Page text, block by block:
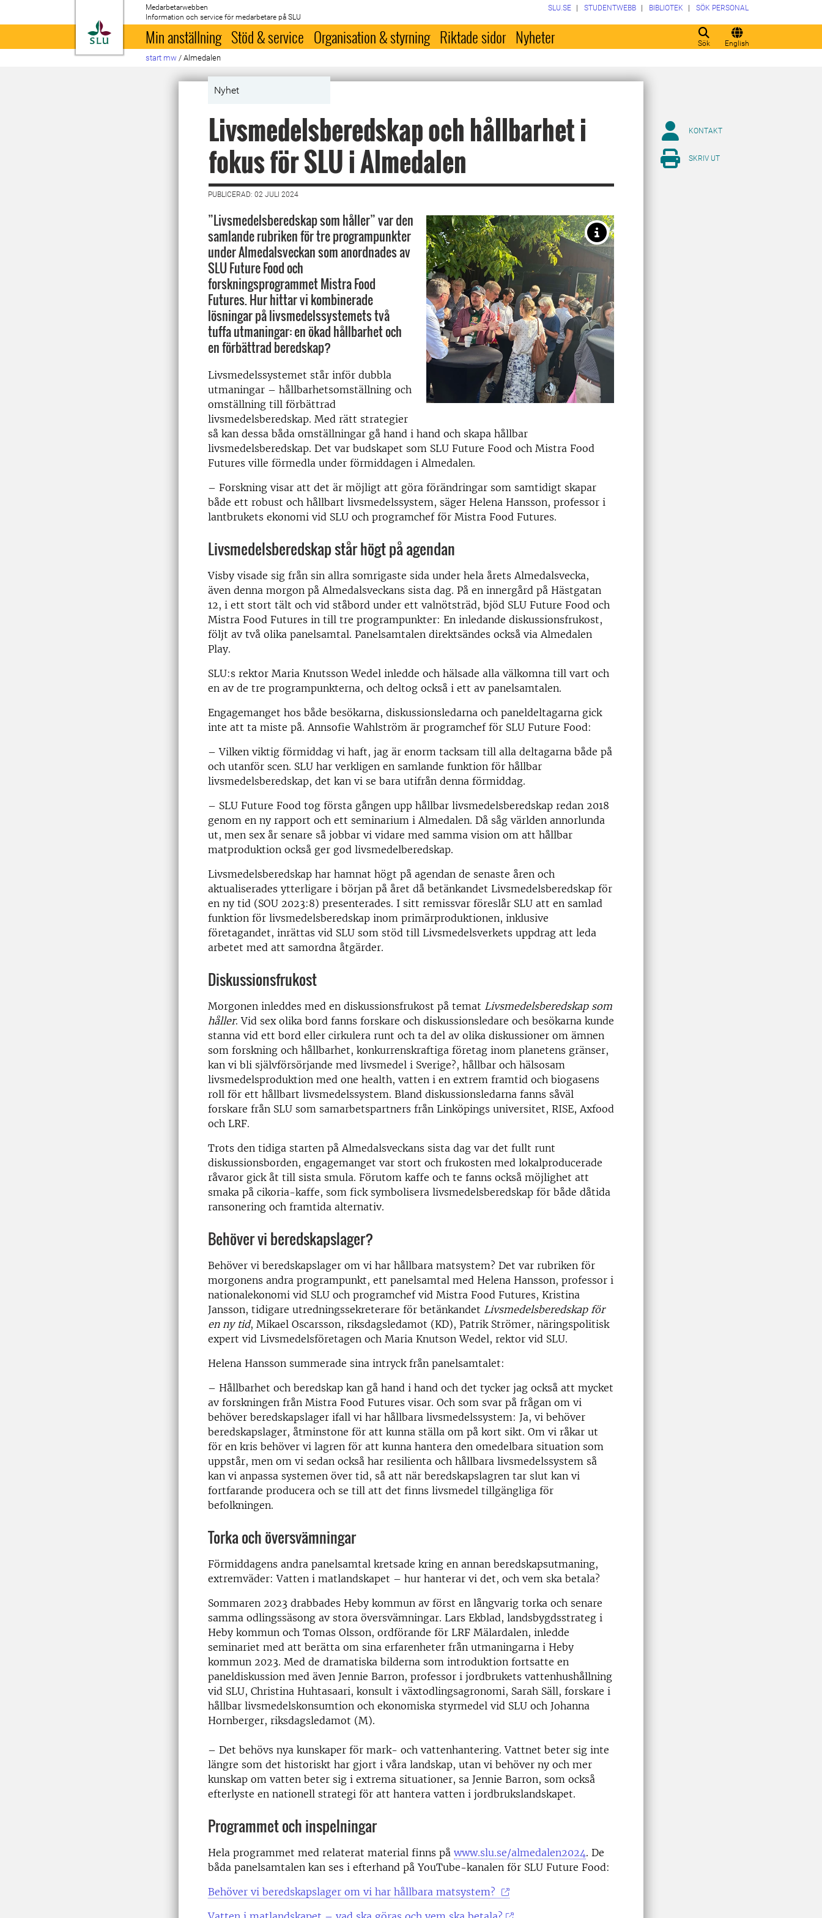
Till startsida
Medarbetarwebben
Information och service för medarbetare på SLU
Sök English
SLU.SE STUDENTWEBB BIBLIOTEK SÖK PERSONAL
Min anställning Stöd & service Organisation & styrning Riktade sidor Nyheter
start mw / Almedalen
Nyhet
Livsmedelsberedskap och hållbarhet i
fokus för SLU i Almedalen
PUBLICERAD: 02 JULI 2024
”Livsmedelsberedskap som håller” var den
samlande rubriken för tre programpunkter
under Almedalsveckan som anordnades av
SLU Future Food och
forskningsprogrammet Mistra Food
Futures. Hur hittar vi kombinerade
lösningar på livsmedelssystemets två
tuffa utmaningar: en ökad hållbarhet och
en förbättrad beredskap?
Livsmedelssystemet står inför dubbla
utmaningar – hållbarhetsomställning och
omställning till förbättrad
livsmedelsberedskap. Med rätt strategier
så kan dessa båda omställningar gå hand i hand och skapa hållbar
livsmedelsberedskap. Det var budskapet som SLU Future Food och Mistra Food
Futures ville förmedla under förmiddagen i Almedalen.
– Forskning visar att det är möjligt att göra förändringar som samtidigt skapar
både ett robust och hållbart livsmedelssystem, säger Helena Hansson, professor i
lantbrukets ekonomi vid SLU och programchef för Mistra Food Futures.
Livsmedelsberedskap står högt på agendan
Visby visade sig från sin allra somrigaste sida under hela årets Almedalsvecka,
även denna morgon på Almedalsveckans sista dag. På en innergård på Hästgatan
12, i ett stort tält och vid ståbord under ett valnötsträd, bjöd SLU Future Food och
Mistra Food Futures in till tre programpunkter: En inledande diskussionsfrukost,
följt av två olika panelsamtal. Panelsamtalen direktsändes också via Almedalen
Play.
SLU:s rektor Maria Knutsson Wedel inledde och hälsade alla välkomna till vart och
en av de tre programpunkterna, och deltog också i ett av panelsamtalen.
Engagemanget hos både besökarna, diskussionsledarna och paneldeltagarna gick
inte att ta miste på. Annsofie Wahlström är programchef för SLU Future Food:
– Vilken viktig förmiddag vi haft, jag är enorm tacksam till alla deltagarna både på
och utanför scen. SLU har verkligen en samlande funktion för hållbar
livsmedelsberedskap, det kan vi se bara utifrån denna förmiddag.
– SLU Future Food tog första gången upp hållbar livsmedelsberedskap redan 2018
genom en ny rapport och ett seminarium i Almedalen. Då såg världen annorlunda
ut, men sex år senare så jobbar vi vidare med samma vision om att hållbar
matproduktion också ger god livsmedelberedskap.
Livsmedelsberedskap har hamnat högt på agendan de senaste åren och
aktualiserades ytterligare i början på året då betänkandet Livsmedelsberedskap för
en ny tid (SOU 2023:8) presenterades. I sitt remissvar föreslår SLU att en samlad
funktion för livsmedelsberedskap inom primärproduktionen, inklusive
företagandet, inrättas vid SLU som stöd till Livsmedelsverkets uppdrag att leda
arbetet med att samordna åtgärder.
Diskussionsfrukost
Morgonen inleddes med en diskussionsfrukost på temat Livsmedelsberedskap som
håller. Vid sex olika bord fanns forskare och diskussionsledare och besökarna kunde
stanna vid ett bord eller cirkulera runt och ta del av olika diskussioner om ämnen
som forskning och hållbarhet, konkurrenskraftiga företag inom planetens gränser,
kan vi bli självförsörjande med livsmedel i Sverige?, hållbar och hälsosam
livsmedelsproduktion med one health, vatten i en extrem framtid och biogasens
roll för ett hållbart livsmedelssystem. Bland diskussionsledarna fanns såväl
forskare från SLU som samarbetspartners från Linköpings universitet, RISE, Axfood
och LRF.
Trots den tidiga starten på Almedalsveckans sista dag var det fullt runt
diskussionsborden, engagemanget var stort och frukosten med lokalproducerade
råvaror gick åt till sista smula. Förutom kaffe och te fanns också möjlighet att
smaka på cikoria-kaffe, som fick symbolisera livsmedelsberedskap för både dåtida
ransonering och framtida alternativ.
Behöver vi beredskapslager?
Behöver vi beredskapslager om vi har hållbara matsystem? Det var rubriken för
morgonens andra programpunkt, ett panelsamtal med Helena Hansson, professor i
nationalekonomi vid SLU och programchef vid Mistra Food Futures, Kristina
Jansson, tidigare utredningssekreterare för betänkandet Livsmedelsberedskap för
en ny tid, Mikael Oscarsson, riksdagsledamot (KD), Patrik Strömer, näringspolitisk
expert vid Livsmedelsföretagen och Maria Knutson Wedel, rektor vid SLU.
Helena Hansson summerade sina intryck från panelsamtalet:
– Hållbarhet och beredskap kan gå hand i hand och det tycker jag också att mycket
av forskningen från Mistra Food Futures visar. Och som svar på frågan om vi
behöver beredskapslager ifall vi har hållbara livsmedelssystem: Ja, vi behöver
beredskapslager, åtminstone för att kunna ställa om på kort sikt. Om vi råkar ut
för en kris behöver vi lagren för att kunna hantera den omedelbara situation som
uppstår, men om vi sedan också har resilienta och hållbara livsmedelssystem så
kan vi anpassa systemen över tid, så att när beredskapslagren tar slut kan vi
fortfarande producera och se till att det finns livsmedel tillgängliga för
befolkningen.
Torka och översvämningar
Förmiddagens andra panelsamtal kretsade kring en annan beredskapsutmaning,
extremväder: Vatten i matlandskapet – hur hanterar vi det, och vem ska betala?
Sommaren 2023 drabbades Heby kommun av först en långvarig torka och senare
samma odlingssäsong av stora översvämningar. Lars Ekblad, landsbygdsstrateg i
Heby kommun och Tomas Olsson, ordförande för LRF Mälardalen, inledde
seminariet med att berätta om sina erfarenheter från utmaningarna i Heby
kommun 2023. Med de dramatiska bilderna som introduktion fortsatte en
paneldiskussion med även Jennie Barron, professor i jordbrukets vattenhushållning
vid SLU, Christina Huhtasaari, konsult i växtodlingsagronomi, Sarah Säll, forskare i
hållbar livsmedelskonsumtion och ekonomiska styrmedel vid SLU och Johanna
Hornberger, riksdagsledamot (M).
– Det behövs nya kunskaper för mark- och vattenhantering. Vattnet beter sig inte
längre som det historiskt har gjort i våra landskap, utan vi behöver ny och mer
kunskap om vatten beter sig i extrema situationer, sa Jennie Barron, som också
efterlyste en nationell strategi för att hantera vatten i jordbrukslandskapet.
Programmet och inspelningar
Hela programmet med relaterat material finns på www.slu.se/almedalen2024. De
båda panelsamtalen kan ses i efterhand på YouTube-kanalen för SLU Future Food:
Behöver vi beredskapslager om vi har hållbara matsystem?
KONTAKT
SKRIV UT